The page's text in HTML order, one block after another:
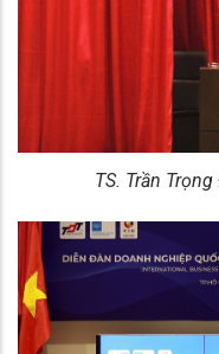
TS. Trần